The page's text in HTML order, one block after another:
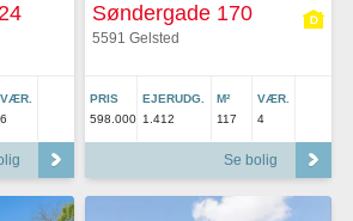
VÆR.
6
Søndergade 170
5591 Gelsted
PRIS
598.000
EJERUDG.
1.412
M²
117
VÆR.
4
Se bolig